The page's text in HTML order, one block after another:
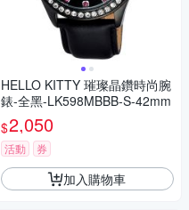
HELLO KITTY 璀璨晶鑽時尚腕
錶-全黑-LK598MBBB-S-42mm
$2,050
活動 券
加入購物車